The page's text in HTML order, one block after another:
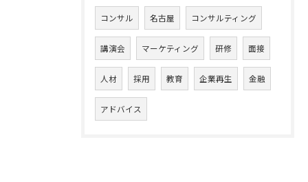
コンサル 名古屋 コンサルティング
講演会 マーケティング 研修 面接
人材 採用 教育 企業再生 金融
アドバイス